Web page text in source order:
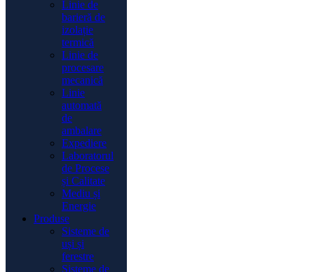
Linie de
barieră de
izolație
termică
Linie de
procesare
mecanică
Linie
automată
de
ambalare
Expediere
Laboratorul
de Procese
și Calitate
Mediu și
Energie
Produse
Sisteme de
uși și
ferestre
Sisteme de